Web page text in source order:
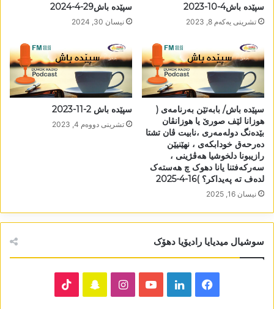
سپێدە باش4-10-2023
تشرینی یه‌كه‌م 8, 2023
سپێدە باش29-4-2024
نیسان 30, 2024
سپێدە باش/ بابەتێن بەرنامەی (
ھوزانا لێف صورێ یا ھوزانڤان
بێدەنگ دولەمەری ،نابیت ڤان تشتا
دەرحەق خودابکەی ، نھێنیێن
رازیبونا دلخوشیا ھەڤژینی ،
سەرکەفتنا یانا دھوک چ ھەستەک
لدەف تە پەیداکر؟ )16-4-2025
نیسان 16, 2025
سپێدە باش 2-11-2023
تشرینی دووه‌م 4, 2023
سوشیال میدیایا رادیۆیا دھۆک
Facebook
LinkedIn
YouTube
Instagram
Snapchat